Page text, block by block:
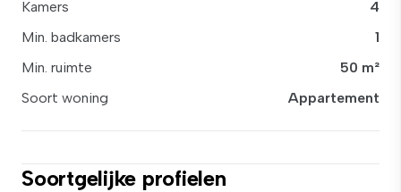
Kamers
4
Min. badkamers
1
Min. ruimte
50 m²
Soort woning
Appartement
Soortgelijke profielen